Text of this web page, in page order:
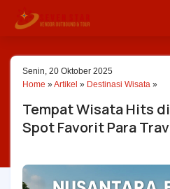
Senin, 20 Oktober 2025
Home »Artikel » Destinasi Wisata »
Tempat Wisata Hits
Spot Favorit Para